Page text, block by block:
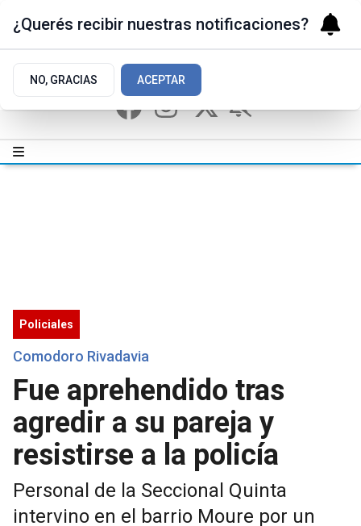
Policiales
Comodoro Rivadavia
Fue aprehendido tras
agredir a su pareja y
resistirse a la policía
Personal de la Seccional Quinta
intervino en el barrio Moure por un
¿Querés recibir nuestras notificaciones?
NO, GRACIAS ACEPTAR